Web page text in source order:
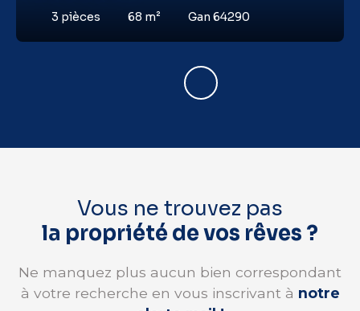
3 pièces 68 m² Gan 64290
Vous ne trouvez pas
la propriété de vos rêves ?
Ne manquez plus aucun bien correspondant
à votre recherche en vous inscrivant à notre